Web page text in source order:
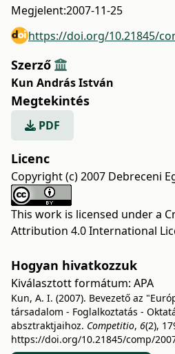
Megjelent:2007-11-25
https://doi.org/10.21845/
Szerző
Kun András István
Megtekintés
PDF
Licenc
Copyright (c) 2007 Debreceni
This work is licensed under a
Attribution 4.0 International
Hogyan hivatkozzuk
Kiválasztott formátum: APA
Kun, A. I. (2007). Bevezető az
társadalom - Foglalkoztatás -
absztraktjaihoz. Competitio, 6(2),
https://doi.org/10.21845/comp/